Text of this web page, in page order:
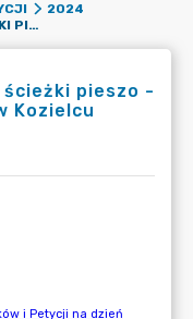
2024
PETYCJA W SPRAWIE BUDOWY ŚCIEŻKI PIESZO - ROWEROWEJ PRZY DP 1295C W KOZIELCU
pieszo -
Kozielcu